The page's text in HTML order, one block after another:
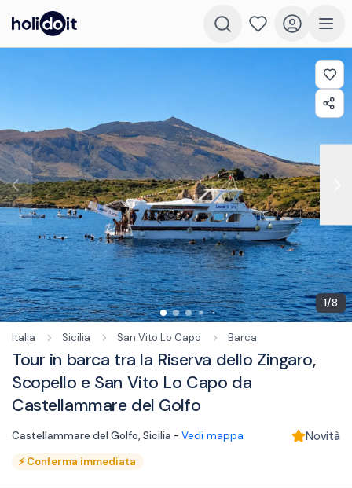
1/8
Italia Sicilia San Vito Lo Capo Barca
Tour in barca tra la Riserva dello Zingaro,
Scopello e San Vito Lo Capo da
Castellammare del Golfo
Castellammare del Golfo, Sicilia - Vedi mappa Novità
⚡Conferma immediata